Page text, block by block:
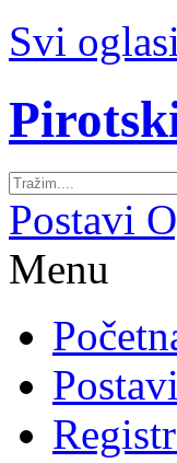
Svi
Postavi
Menu